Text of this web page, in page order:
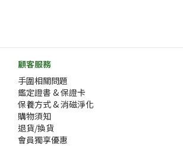
顧客服務
手圍相關問題
鑑定證書 & 保證卡
保養方式 & 消磁淨化
購物須知
退貨/換貨
會員獨享優惠